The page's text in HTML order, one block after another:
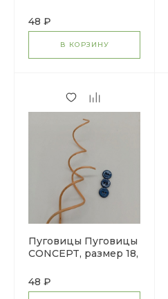
желто-зеленый
48 ₽
В КОРЗИНУ
Пуговицы Пуговицы
CONCEPT, размер 18,
синий
48 ₽